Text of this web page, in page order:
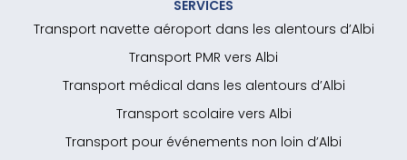
SERVICES
Transport navette aéroport dans les alentours d’Albi
Transport PMR vers Albi
Transport médical dans les alentours d’Albi
Transport scolaire vers Albi
Transport pour événements non loin d’Albi